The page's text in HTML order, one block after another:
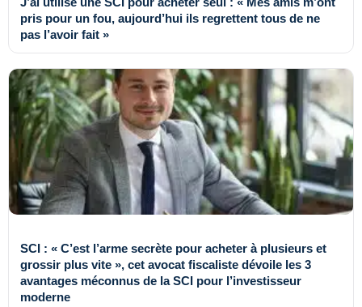
pris pour un fou, aujourd’hui ils regrettent tous de ne
pas l’avoir fait »
SCI : « C’est l’arme secrète pour acheter à plusieurs et
grossir plus vite », cet avocat fiscaliste dévoile les 3
avantages méconnus de la SCI pour l’investisseur
moderne